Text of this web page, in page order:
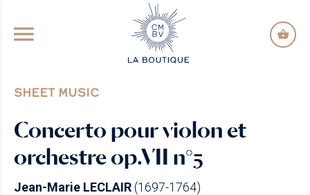
GO TO PRINCIPAL CONTENT
SHEET MUSIC
Concerto pour violon et
orchestre op.VII n°5
Jean-Marie LECLAIR(1697-1764)